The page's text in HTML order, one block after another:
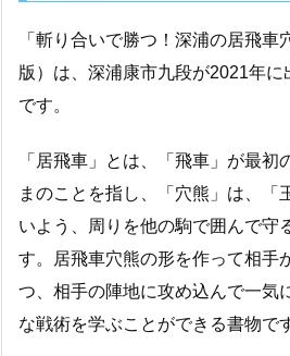
「斬り合いで勝つ！深浦の居飛車
版）は、深浦康市九段が2021年
です。
「居飛車」とは、「飛車」が最初
まのことを指し、「穴熊」は、「
いよう、周りを他の駒で囲んで守
す。居飛車穴熊の形を作って相手
つ、相手の陣地に攻め込んで一気
な戦術を学ぶことができる書物で